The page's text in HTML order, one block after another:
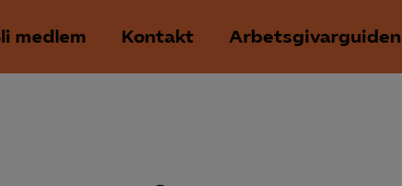
medlem Kontakt Arbetsgivarguiden